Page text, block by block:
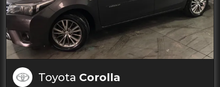
Toyota Corolla